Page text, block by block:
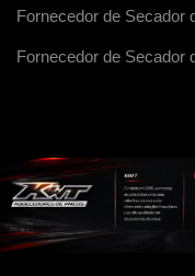
Fornecedor de Secador
Fornecedor de Secador